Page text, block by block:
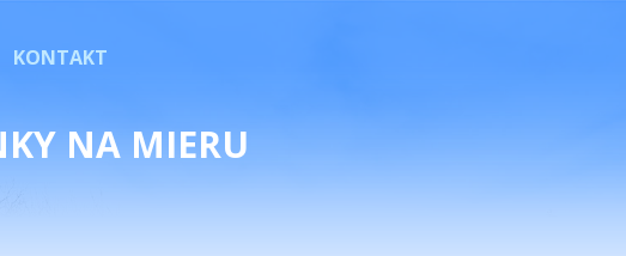
KONTAKT
NA MIERU